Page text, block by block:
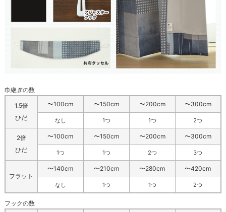
巾継ぎの数
1.5倍
ひだ
〜100cm 〜150cm 〜200cm 〜300cm
なし 1つ 1つ 2つ
2倍
ひだ
〜100cm 〜150cm 〜200cm 〜300cm
1つ 1つ 2つ 3つ
フラット
〜140cm 〜210cm 〜280cm 〜420cm
なし 1つ 1つ 2つ
フックの数